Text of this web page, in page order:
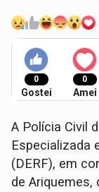
0
Gostei
0
Amei
A Polícia Civil
Especializada
(DERF), em
de Ariquemes,